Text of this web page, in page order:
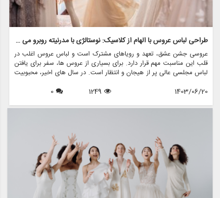
طراحی لباس عروس با الهام از کلاسیک: نوستالژی با مدرنیته روبرو می شود
عروسی جشن عشق، تعهد و رویاهای مشترک است و لباس عروس اغلب در
قلب این مناسبت مهم قرار دارد. برای بسیاری از عروس ها، سفر برای یافتن
لباس مجلسی عالی پر از هیجان و انتظار است. در سال های اخیر، محبوبیت
به فرد از نوستالژی و مدرنیته را ارائه می دهد. این مقاله جذابیت طراحی
دوران گذشته را در کنار عناصر معاصر به تصویر می کشد، و چگونه فروشگاه
1403/06/20
1249
0